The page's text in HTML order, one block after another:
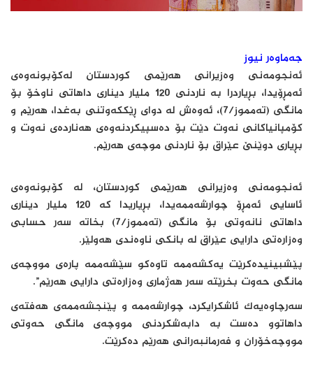
جەماوەر نیوز
ئەنجومەنی وەزیرانی هەرێمی كوردستان لەكۆبونەوەی
ئەمڕۆیدا، بڕیاردرا بە ناردنی 120 ملیار دیناری داهاتی ناوخۆ بۆ
مانگی (تەمموز/7)، ئەوەش لە دوای ڕێككەوتنی بەغدا، هەرێم و
كۆمپانیاكانی نەوت دێت بۆ دەسپیكردنەوەی هەناردەی نەوت و
بڕیاری دوێنێ عێراق بۆ ناردنی موچەی هەرێم.
ئەنجومەنی وەزیرانی هەرێمی كوردستان، لە كۆبونەوەی
ئاسایی ئەمڕۆ چوارشەممەیدا، بڕیاریدا كە 120 ملیار دیناری
داهاتی نانەوتی بۆ مانگی (تەمموز/7) بخاتە سەر حسابی
وەزارەتی دارایی عێراق لە بانكی ناوەندی هەولێر.
پێشبینیدەکرێت یەکشەممە تاوەکو سێشەممە پارەی مووچەی
مانگی حەوت بخرێتە سەر هەژماری وەزارەتی دارایی هەرێم”.
سەرچاوەیەک ئاشکرایکرد، چوارشەممە و پێنجشەممەی هەفتەی
داهاتوو دەست بە دابەشکردنی مووچەی مانگی حەوتی
مووچەخۆران و فەرمانبەرانی هەرێم دەکرێت.